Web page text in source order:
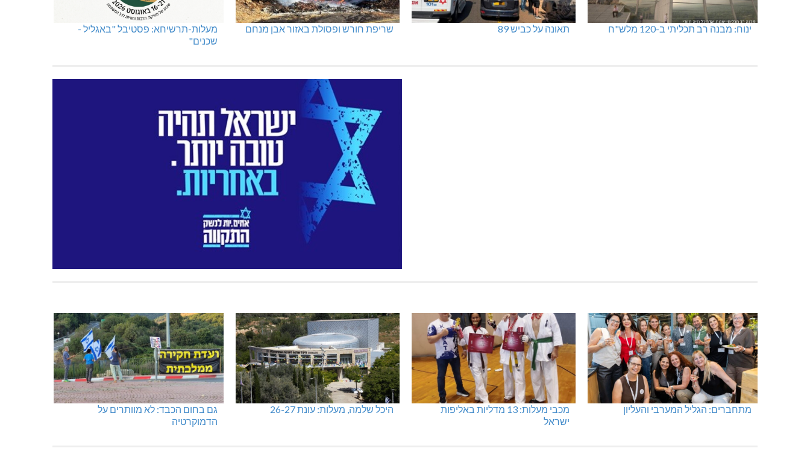
ינוח: מבנה רב תכליתי ב-120 מלש"ח תאונה על כביש 89 שריפת חורש ופסולת באזור אבן מנחם
מעלות-תרשיחא: פסטיבל "באגליל -
שכנים"